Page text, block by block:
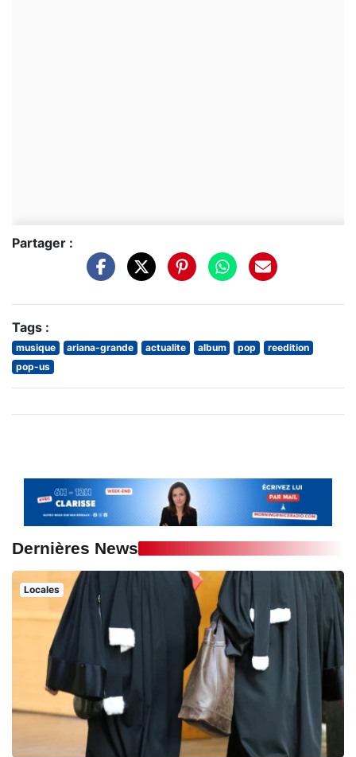
Partager :
Tags :
musique ariana-grande actualite album pop
reedition
pop-us
Dernières News
Locales